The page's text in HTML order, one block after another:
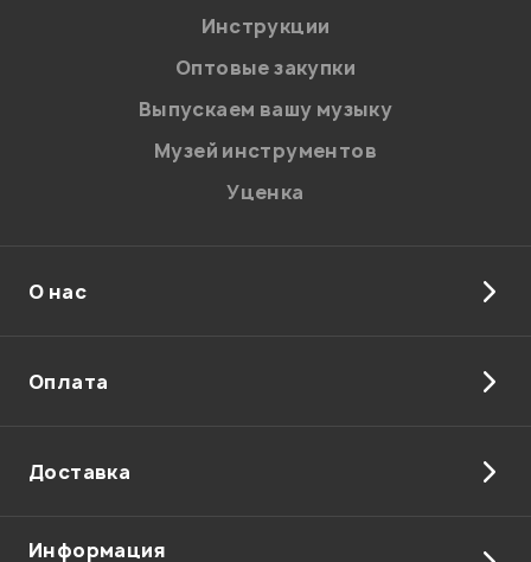
на обработку персональных данных в
Политикой в отношении обработки
персональных данных.
Введите проверочное число:
Отправить
Инструкции
Оптовые закупки
Выпускаем вашу музыку
Музей инструментов
Уценка
О нас
Оплата
Доставка
Информация